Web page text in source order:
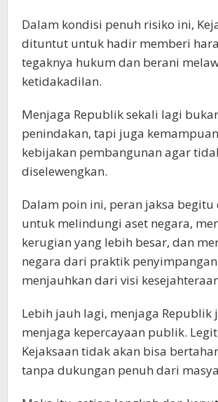
Dalam kondisi penuh risiko ini,
dituntut untuk hadir memberi
tegaknya hukum dan berani
ketidakadilan.
Menjaga Republik sekali lagi
penindakan, tapi juga
kebijakan pembangunan agar
diselewengkan.
Dalam poin ini, peran jaksa
untuk melindungi aset negara,
kerugian yang lebih besar, dan
negara dari praktik
menjauhkan dari visi
Lebih jauh lagi, menjaga Republik
menjaga kepercayaan publik.
Kejaksaan tidak akan bisa
tanpa dukungan penuh dari